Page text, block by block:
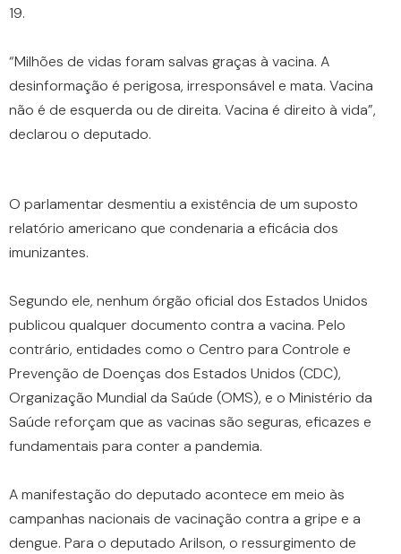
19.
“Milhões de vidas foram salvas graças à vacina. A
desinformação é perigosa, irresponsável e mata. Vacina
não é de esquerda ou de direita. Vacina é direito à vida”,
declarou o deputado.
O parlamentar desmentiu a existência de um suposto
relatório americano que condenaria a eficácia dos
imunizantes.
Segundo ele, nenhum órgão oficial dos Estados Unidos
publicou qualquer documento contra a vacina. Pelo
contrário, entidades como o Centro para Controle e
Prevenção de Doenças dos Estados Unidos (CDC),
Organização Mundial da Saúde (OMS), e o Ministério da
Saúde reforçam que as vacinas são seguras, eficazes e
fundamentais para conter a pandemia.
A manifestação do deputado acontece em meio às
campanhas nacionais de vacinação contra a gripe e a
dengue. Para o deputado Arilson, o ressurgimento de